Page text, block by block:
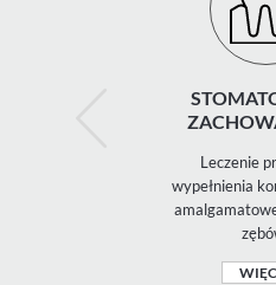
Leczenie
wypełnienia